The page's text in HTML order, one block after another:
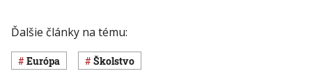
Ďalšie články na tému:
Európa Školstvo